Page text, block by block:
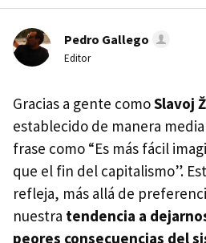
Pedro Gallego
Editor
Gracias a gente comoSlavoj
establecido de manera
frase como “Es más fácil
que el fin del capitalismo”.
refleja, más allá de
nuestra tendencia a
peores consecuencias del